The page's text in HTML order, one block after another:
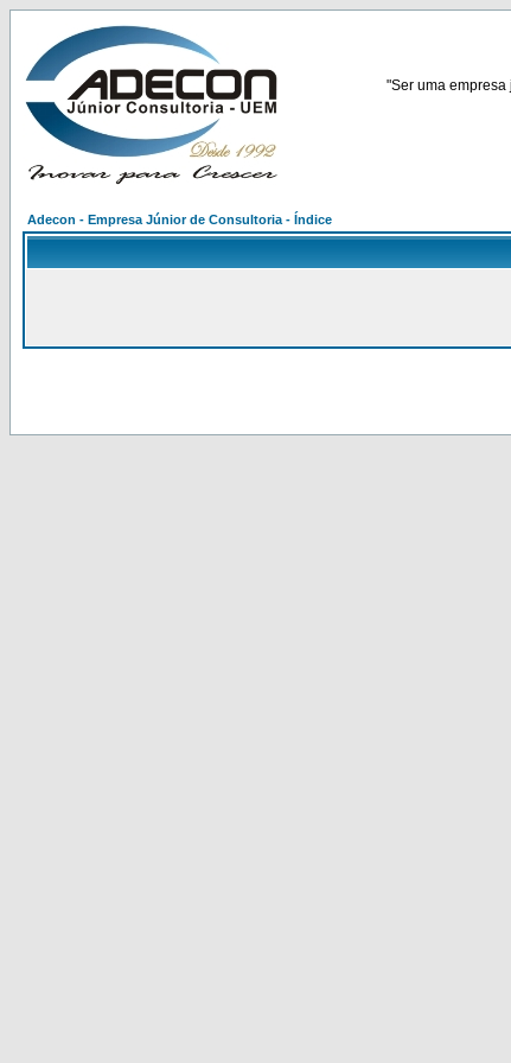
"Ser uma
Adecon - Empresa Júnior de Consultoria - Índice